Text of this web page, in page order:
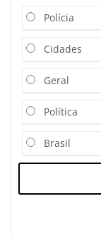
Polícia
Cidades
Geral
Política
Brasil